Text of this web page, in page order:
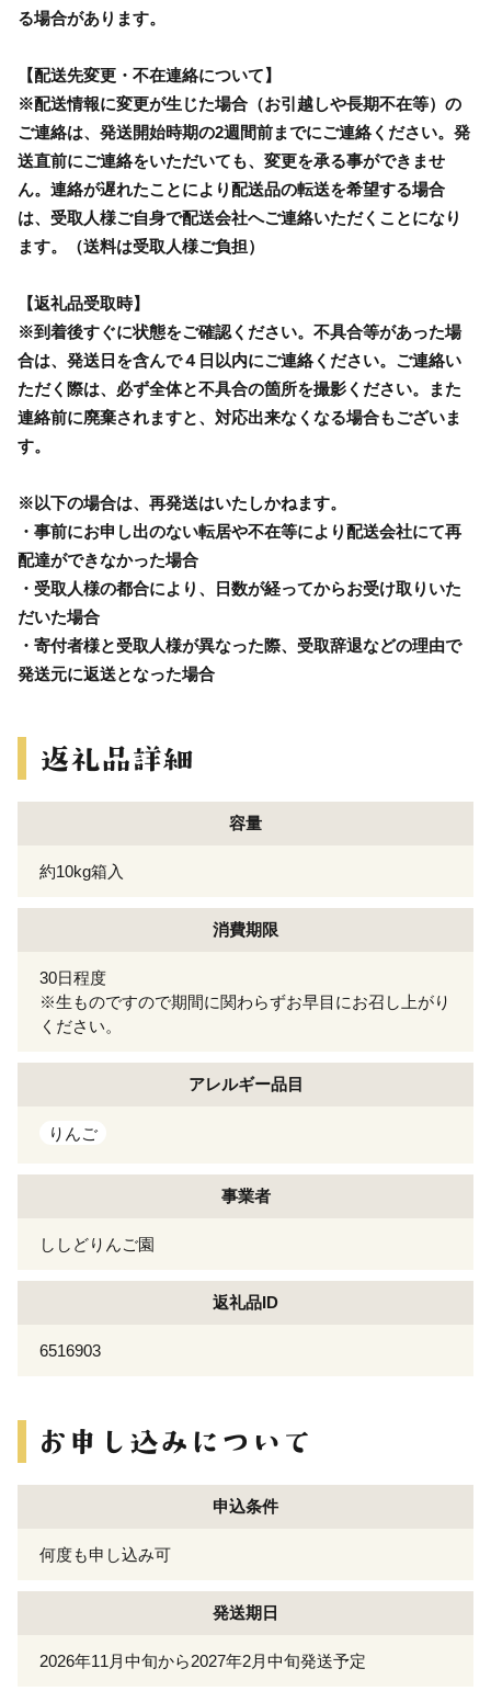
る場合があります。
【配送先変更・不在連絡について】
※配送情報に変更が生じた場合（お引越しや長期不在等）の
ご連絡は、発送開始時期の2週間前までにご連絡ください。発
送直前にご連絡をいただいても、変更を承る事ができませ
ん。連絡が遅れたことにより配送品の転送を希望する場合
は、受取人様ご自身で配送会社へご連絡いただくことになり
ます。（送料は受取人様ご負担）
【返礼品受取時】
※到着後すぐに状態をご確認ください。不具合等があった場
合は、発送日を含んで４日以内にご連絡ください。ご連絡い
ただく際は、必ず全体と不具合の箇所を撮影ください。また
連絡前に廃棄されますと、対応出来なくなる場合もございま
す。
※以下の場合は、再発送はいたしかねます。
・事前にお申し出のない転居や不在等により配送会社にて再
配達ができなかった場合
・受取人様の都合により、日数が経ってからお受け取りいた
だいた場合
・寄付者様と受取人様が異なった際、受取辞退などの理由で
発送元に返送となった場合
容量
約10kg箱入
消費期限
30日程度
※生ものですので期間に関わらずお早目にお召し上がり
ください。
アレルギー品目
りんご
事業者
ししどりんご園
返礼品ID
6516903
申込条件
何度も申し込み可
発送期日
2026年11月中旬から2027年2月中旬発送予定